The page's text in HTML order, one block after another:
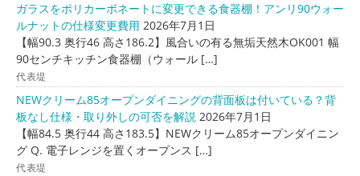
ガラスをポリカーボネートに変更できる食器棚！アンリ90ウォー
ルナットの仕様変更費用 2026年7月1日
【幅90.3 奥行46 高さ186.2】風合いの有る無垢天然木OK001 幅
90センチキッチン食器棚（ウォール […]
代表堤
NEWクリーム85オープンダイニングの背面板は付いている？背
板なし仕様・取り外しの可否を解説 2026年7月1日
【幅84.5 奥行44 高さ183.5】NEWクリーム85オープンダイニン
グ Q. 電子レンジを置くオープンス […]
代表堤